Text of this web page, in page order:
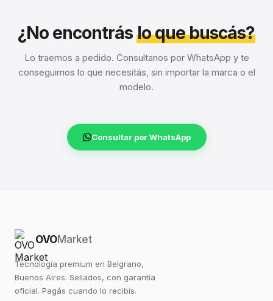
¿No encontráslo que buscás?
Lo traemos a pedido. Consultanos por WhatsApp y te
conseguimos lo que necesitás, sin importar la marca o el
modelo.
Consultar por WhatsApp
OVOMarket
Tecnología premium en Belgrano,
Buenos Aires. Sellados, con garantía
oficial. Pagás cuando lo recibís.